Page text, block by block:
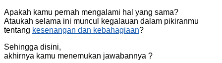
Apakah kamu pernah mengalami hal yang sama?
Ataukah selama ini muncul kegalauan dalam pikiranmu
tentang kesenangan dan kebahagiaan?
Sehingga disini,
akhirnya kamu menemukan jawabannya ?